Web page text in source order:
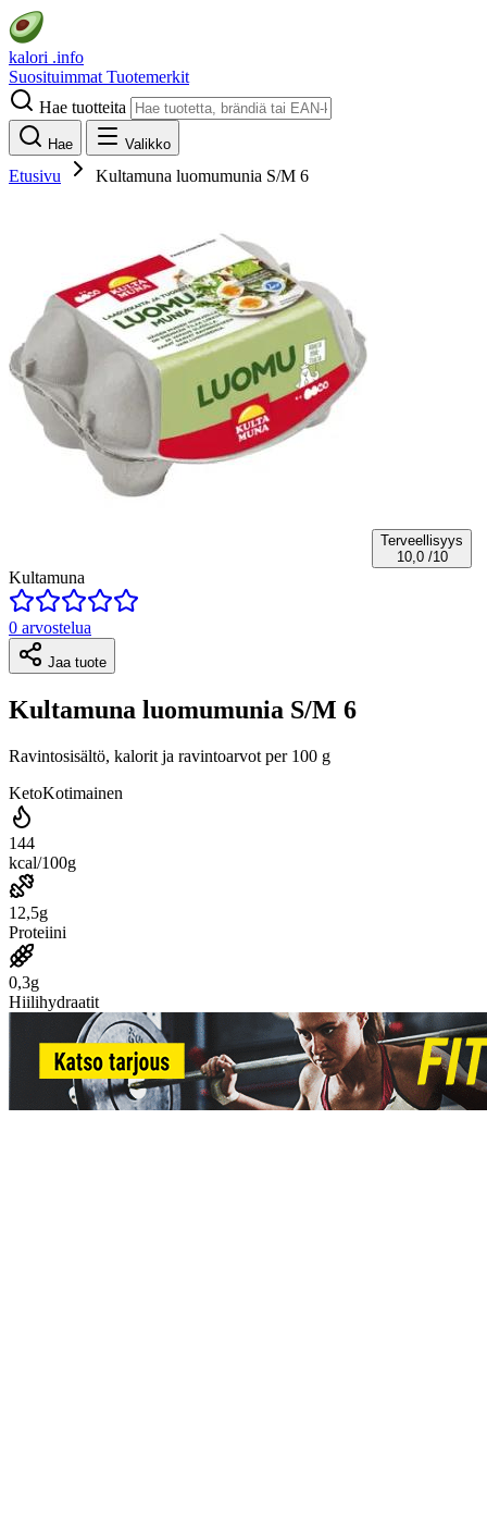
kalori .info
Suosituimmat Tuotemerkit
Hae tuotteita
Hae Valikko
Etusivu Kultamuna luomumunia S/M 6
Terveellisyys
10,0 /10
Kultamuna
0 arvostelua
Jaa tuote
Kultamuna luomumunia S/M 6
Ravintosisältö, kalorit ja ravintoarvot per 100 g
KetoKotimainen
144
kcal/100g
12,5g
Proteiini
0,3g
Hiilihydraatit